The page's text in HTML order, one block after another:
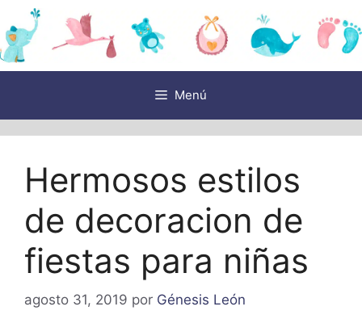
Saltar
al
contenido
Menú
Hermosos estilos
de decoracion de
fiestas para niñas
agosto 31, 2019 por Génesis León